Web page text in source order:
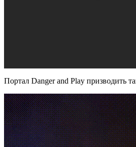
Портал Danger and Play призводить